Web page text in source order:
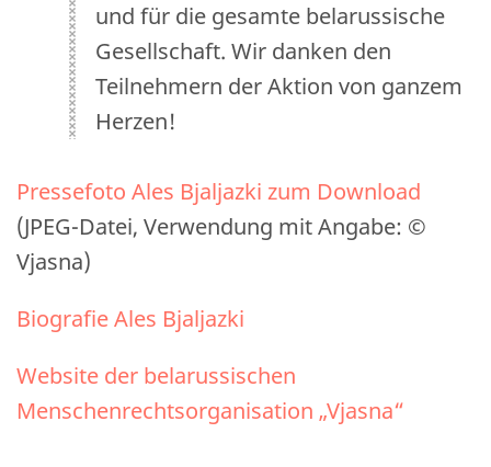
und für die gesamte belarussische
Gesellschaft. Wir danken den
Teilnehmern der Aktion von ganzem
Herzen!
Pressefoto Ales Bjaljazki zum Download
(JPEG-Datei, Verwendung mit Angabe: ©
Vjasna)
Biografie Ales Bjaljazki
Website der belarussischen
Menschenrechtsorganisation „Vjasna“